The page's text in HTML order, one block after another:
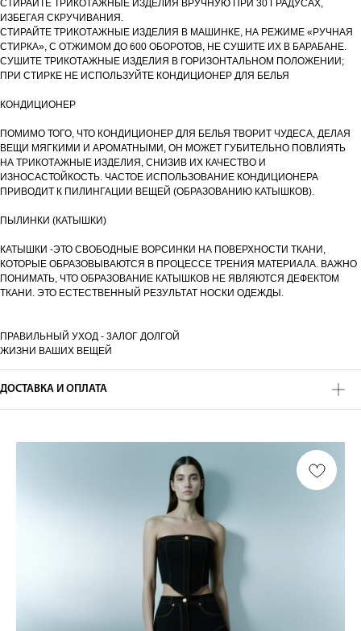
СТИРАЙТЕ ТРИКОТАЖНЫЕ ИЗДЕЛИЯ ВРУЧНУЮ ПРИ 30 ГРАДУСАХ,
ИЗБЕГАЯ СКРУЧИВАНИЯ.
СТИРАЙТЕ ТРИКОТАЖНЫЕ ИЗДЕЛИЯ В МАШИНКЕ, НА РЕЖИМЕ «РУЧНАЯ
СТИРКА», С ОТЖИМОМ ДО 600 ОБОРОТОВ, НЕ СУШИТЕ ИХ В БАРАБАНЕ.
СУШИТЕ ТРИКОТАЖНЫЕ ИЗДЕЛИЯ В ГОРИЗОНТАЛЬНОМ ПОЛОЖЕНИИ;
ПРИ СТИРКЕ НЕ ИСПОЛЬЗУЙТЕ КОНДИЦИОНЕР ДЛЯ БЕЛЬЯ
КОНДИЦИОНЕР
ПОМИМО ТОГО, ЧТО КОНДИЦИОНЕР ДЛЯ БЕЛЬЯ ТВОРИТ ЧУДЕСА, ДЕЛАЯ
ВЕЩИ МЯГКИМИ И АРОМАТНЫМИ, ОН МОЖЕТ ГУБИТЕЛЬНО ПОВЛИЯТЬ
НА ТРИКОТАЖНЫЕ ИЗДЕЛИЯ, СНИЗИВ ИХ КАЧЕСТВО И
ИЗНОСАСТОЙКОСТЬ. ЧАСТОЕ ИСПОЛЬЗОВАНИЕ КОНДИЦИОНЕРА
ПРИВОДИТ К ПИЛИНГАЦИИ ВЕЩЕЙ (ОБРАЗОВАНИЮ КАТЫШКОВ).
ПЫЛИНКИ (КАТЫШКИ)
КАТЫШКИ -ЭТО СВОБОДНЫЕ ВОРСИНКИ НА ПОВЕРХНОСТИ ТКАНИ,
КОТОРЫЕ ОБРАЗОВЫВАЮТСЯ В ПРОЦЕССЕ ТРЕНИЯ МАТЕРИАЛА. ВАЖНО
ПОНИМАТЬ, ЧТО ОБРАЗОВАНИЕ КАТЫШКОВ НЕ ЯВЛЯЮТСЯ ДЕФЕКТОМ
ТКАНИ. ЭТО ЕСТЕСТВЕННЫЙ РЕЗУЛЬТАТ НОСКИ ОДЕЖДЫ.
ПРАВИЛЬНЫЙ УХОД - 3АЛОГ ДОЛГОЙ
ЖИЗНИ ВАШИХ ВЕЩЕЙ
ДОСТАВКА И ОПЛАТА